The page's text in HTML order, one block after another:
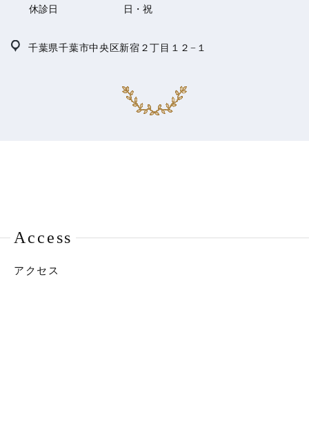
休診日
日・祝
千葉県千葉市中央区新宿２丁目１２−１
Access
アクセス